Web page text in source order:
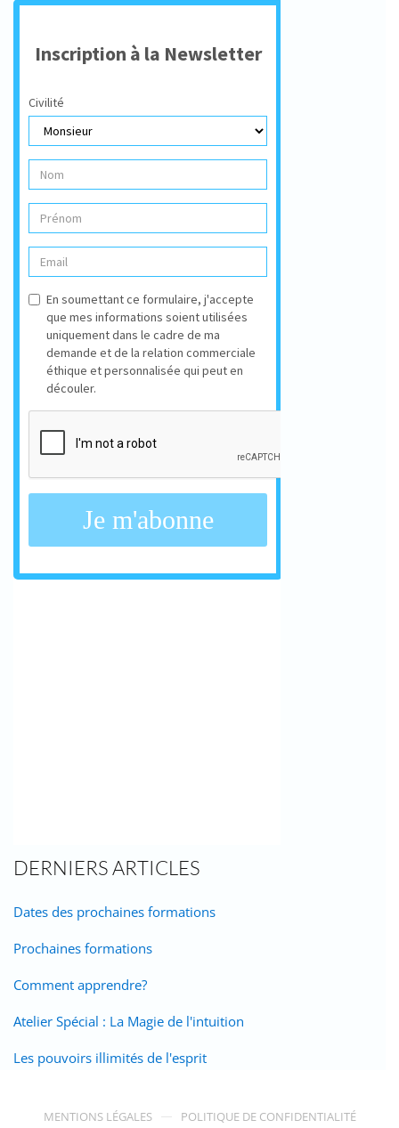
DERNIERS ARTICLES
Dates des prochaines formations
Prochaines formations
Comment apprendre?
Atelier Spécial : La Magie de l'intuition
Les pouvoirs illimités de l'esprit
MENTIONS LÉGALES POLITIQUE DE CONFIDENTIALITÉ